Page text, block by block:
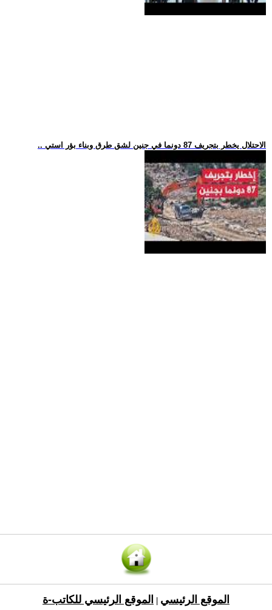
.. الاحتلال يخطر بتجريف 87 دونما في جنين لشق طرق وبناء بؤر استي
الموقع الرئيسي الموقع الرئيسي للكاتب-ة